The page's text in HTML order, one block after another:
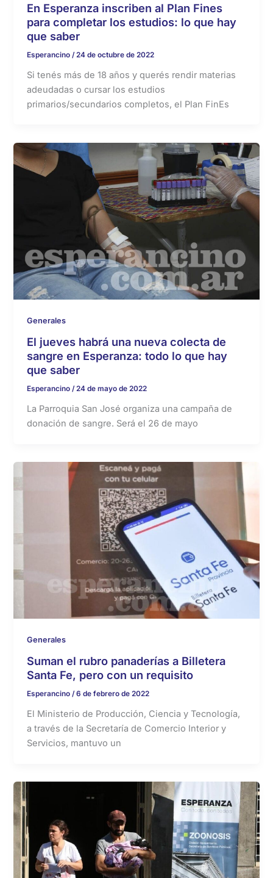
En Esperanza inscriben al Plan Fines
para completar los estudios: lo que hay
que saber
Esperancino /24 de octubre de 2022
Si tenés más de 18 años y querés rendir materias
adeudadas o cursar los estudios
primarios/secundarios completos, el Plan FinEs
Generales
El jueves habrá una nueva colecta de
sangre en Esperanza: todo lo que hay
que saber
Esperancino /24 de mayo de 2022
La Parroquia San José organiza una campaña de
donación de sangre. Será el 26 de mayo
Generales
Suman el rubro panaderías a Billetera
Santa Fe, pero con un requisito
Esperancino/6 de febrero de 2022
El Ministerio de Producción, Ciencia y Tecnología,
a través de la Secretaría de Comercio Interior y
Servicios, mantuvo un